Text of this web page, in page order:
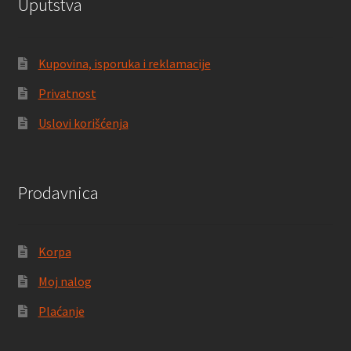
Uputstva
Kupovina, isporuka i reklamacije
Privatnost
Uslovi korišćenja
Prodavnica
Korpa
Moj nalog
Plaćanje